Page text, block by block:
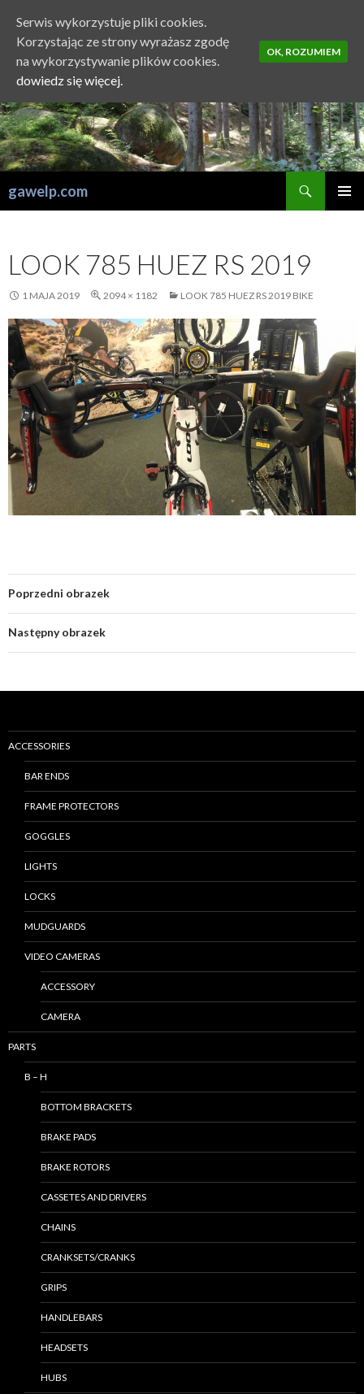
gawelp.com
LOOK 785 HUEZ RS 2019
1 MAJA 2019 2094 × 1182 LOOK 785 HUEZ RS 2019 BIKE
Poprzedni obrazek
Następny obrazek
ACCESSORIES
BAR ENDS
FRAME PROTECTORS
GOGGLES
LIGHTS
LOCKS
MUDGUARDS
VIDEO CAMERAS
ACCESSORY
CAMERA
PARTS
B – H
BOTTOM BRACKETS
BRAKE PADS
BRAKE ROTORS
CASSETES AND DRIVERS
CHAINS
CRANKSETS/CRANKS
GRIPS
HANDLEBARS
HEADSETS
HUBS
Serwis wykorzystuje pliki cookies.
Korzystając ze strony wyrażasz zgodę
na wykorzystywanie plików cookies.
dowiedz się więcej.
OK, ROZUMIEM